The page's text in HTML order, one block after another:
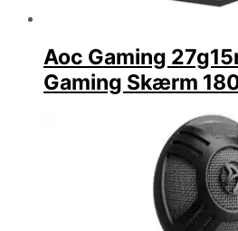
Aoc Gaming
Gaming Skærm